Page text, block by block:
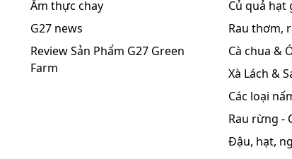
Ẩm thực chay
G27 news
Review Sản Phẩm G27 Green
Farm
Củ quả hạt
Rau thơm,
Cà chua &
Xà Lách &
Các loại
Rau rừng -
Đậu, hạt,